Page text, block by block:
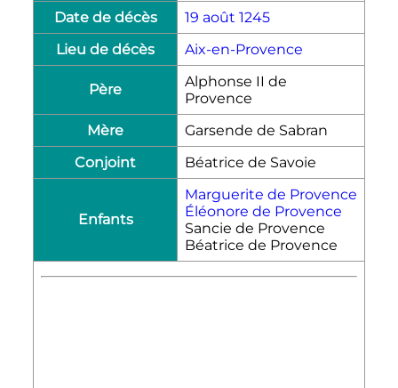
Date de décès 19 août 1245
Lieu de décès
Aix-en-Provence
Père Alphonse II de
Provence
Mère
Garsende de Sabran
Conjoint
Béatrice de Savoie
Enfants
Marguerite de Provence
Éléonore de Provence
Sancie de Provence
Béatrice de Provence